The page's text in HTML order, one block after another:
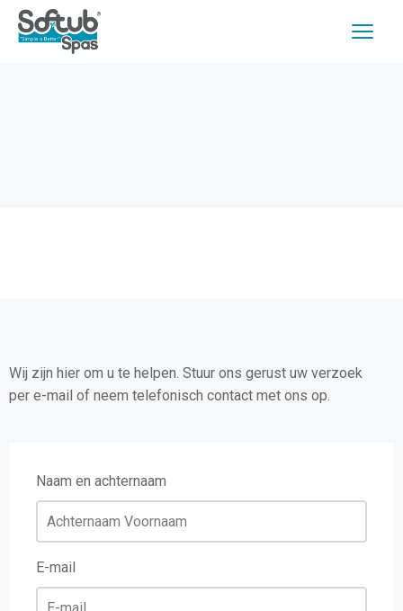
Wij zijn hier om u te helpen. Stuur ons gerust uw verzoek
per e-mail of neem telefonisch contact met ons op.
Naam en achternaam
E-mail